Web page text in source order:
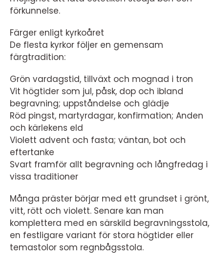
förkunnelse.
Färger enligt kyrkoåret
De flesta kyrkor följer en gemensam
färgtradition:
Grön vardagstid, tillväxt och mognad i tron
Vit högtider som jul, påsk, dop och ibland
begravning; uppståndelse och glädje
Röd pingst, martyrdagar, konfirmation; Anden
och kärlekens eld
Violett advent och fasta; väntan, bot och
eftertanke
Svart framför allt begravning och långfredag i
vissa traditioner
Många präster börjar med ett grundset i grönt,
vitt, rött och violett. Senare kan man
komplettera med en särskild begravningsstola,
en festligare variant för stora högtider eller
temastolor som regnbågsstola.